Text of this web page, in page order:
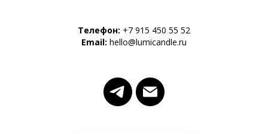
Телефон: +7 915 450 55 52
Email: hello@lumicandle.ru